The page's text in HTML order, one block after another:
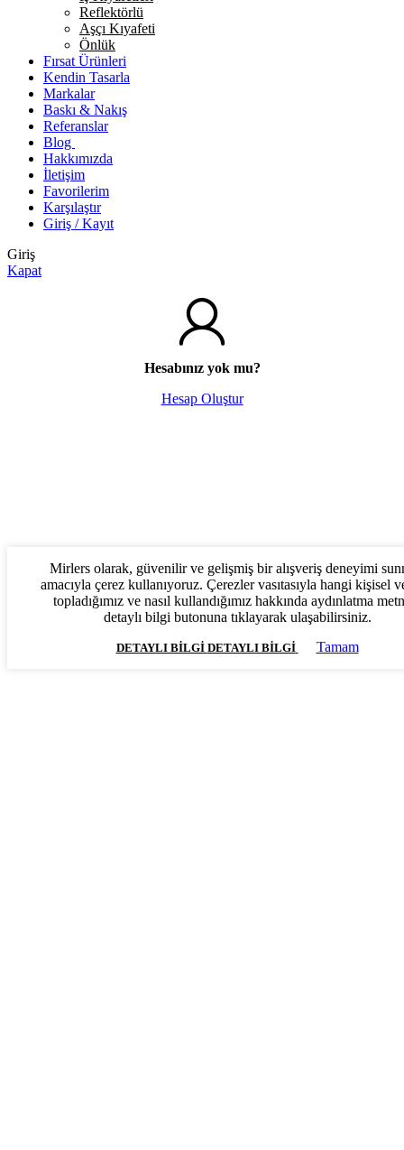
Reflektörlü
Aşçı Kıyafeti
Önlük
Fırsat Ürünleri
Kendin Tasarla
Markalar
Baskı & Nakış
Referanslar
Blog
Hakkımızda
İletişim
Favorilerim
Karşılaştır
Giriş / Kayıt
Giriş
Kapat
Hesabınız yok mu?
Hesap Oluştur
Mirlers olarak, güvenilir ve gelişmiş bir alışveriş deneyimi
amacıyla çerez kullanıyoruz. Çerezler vasıtasıyla hangi kişisel
topladığımız ve nasıl kullandığımız hakkında aydınlatma
detaylı bilgi butonuna tıklayarak ulaşabilirsiniz.
DETAYLI BILGI DETAYLI BILGI Tamam